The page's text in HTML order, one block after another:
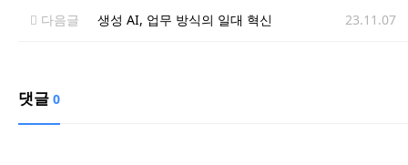
다음글 생성 AI, 업무 방식의 일대 혁신 23.11.07
댓글 0